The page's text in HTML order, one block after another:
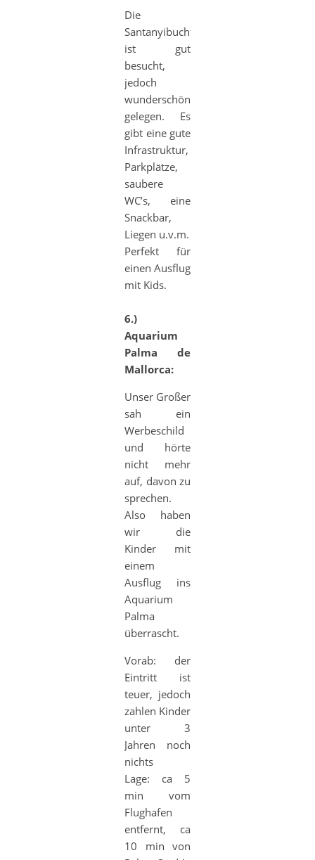
Die
Santanyibucht
ist gut
besucht,
jedoch
wunderschön
gelegen. Es
gibt eine gute
Infrastruktur,
Parkplätze,
saubere
WC’s, eine
Snackbar,
Liegen u.v.m.
Perfekt für
einen Ausflug
mit Kids.
6.)
Aquarium
Palma de
Mallorca:
Unser Großer
sah ein
Werbeschild
und hörte
nicht mehr
auf, davon zu
sprechen.
Also haben
wir die
Kinder mit
einem
Ausflug ins
Aquarium
Palma
überrascht.
Vorab: der
Eintritt ist
teuer, jedoch
zahlen Kinder
unter 3
Jahren noch
nichts
Lage: ca 5
min vom
Flughafen
entfernt, ca
10 min von